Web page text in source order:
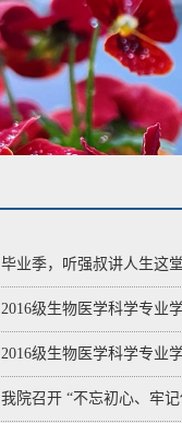
毕业季，听强叔讲人生这
2016级生物医学科学专业
2016级生物医学科学专业
我院召开 “不忘初心、牢